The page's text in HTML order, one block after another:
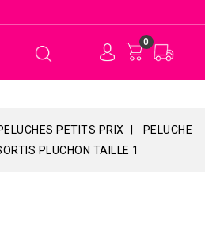
0
PETITS PRIX
PELUCHE
PLUCHON TAILLE 1